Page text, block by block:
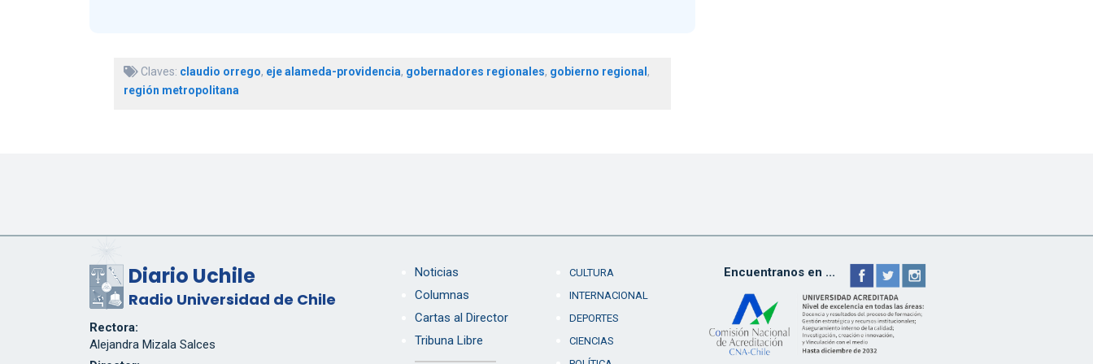
Claves: claudio orrego, eje alameda-providencia, gobernadores regionales, gobierno regional ,
región metropolitana
Diario Uchile
Radio Universidad de Chile
Rectora:
Alejandra Mizala Salces
Noticias
Columnas
Cartas al Director
Tribuna Libre
CULTURA
INTERNACIONAL
DEPORTES
CIENCIAS
Encuentranos en ...